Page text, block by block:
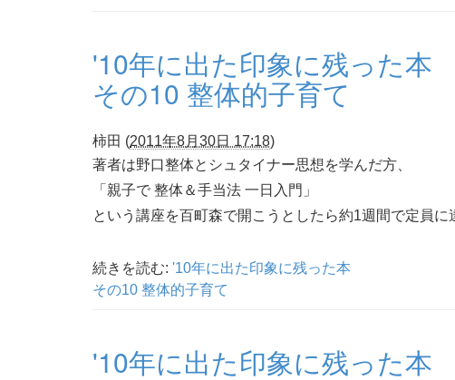
'10年に出た印象に残った本
その10 整体的子育て
柿田 (2011年8月30日 17:18)
著者は野口整体とシュタイナー思想を学んだ方、
「親子で 整体＆手当法 一日入門」
という講座を百町森で開こうとしたら約1週間で定員に
続きを読む: '10年に出た印象に残った本
その10 整体的子育て
'10年に出た印象に残った本